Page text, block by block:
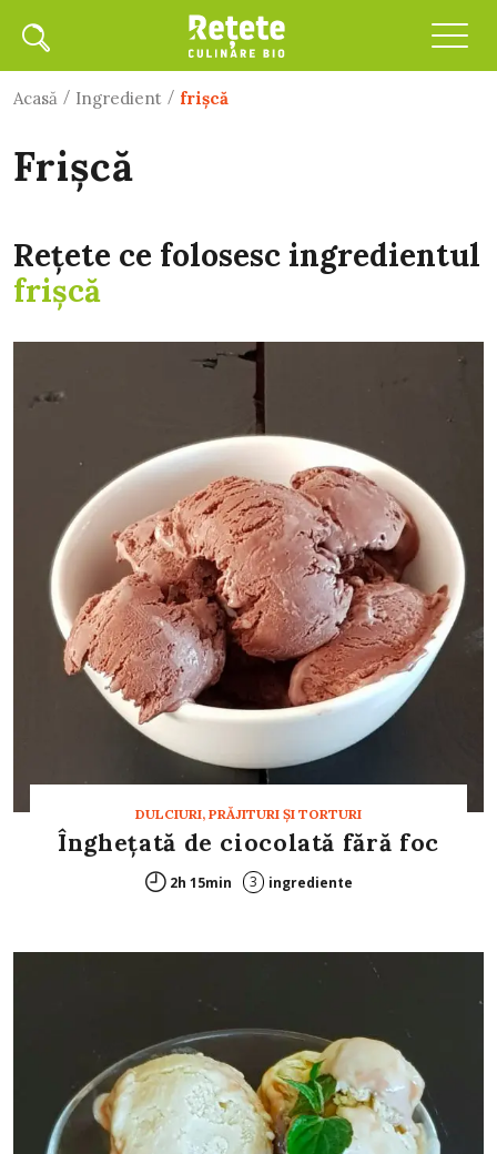
Acasă / Ingredient / frişcă
frişcă
Rețete ce folosesc ingredientul
frişcă
DULCIURI, PRĂJITURI ȘI TORTURI
Înghețată de ciocolată fără foc
2h 15min 3 ingrediente